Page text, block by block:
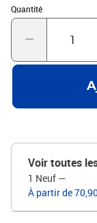
kg
Quantité
Quantité : 1
Voir toutes
1 Neuf —
À partir de